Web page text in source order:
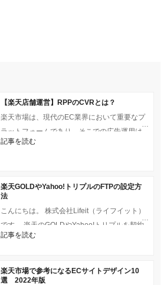
【楽天店舗運営】RPPのCVRとは？
楽天市場は、現代のEC業界において重要なプ
ラットフォームであり、そこでの広告運用は
多くの企業にとって欠かせないものとなって
記事を読む
楽天GOLDやYahoo!トリプルのFTPの設定方
法
こんにちは。 株式会社Lifeit（ライフイット）
です。 楽天のGOLDやYahoo!トリプルを契約
しましたら、対象のサーバ領域へ作
記事を読む
楽天市場で参考になるECサイトデザイン10
選 2022年版